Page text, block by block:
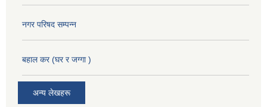
नगर परिषद सम्पन्न
बहाल कर (घर र जग्गा )
अन्य लेखहरू